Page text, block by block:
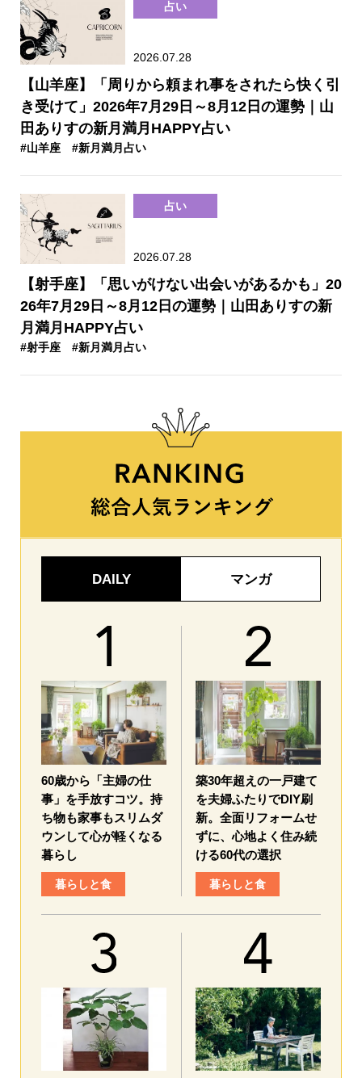
占い
2026.07.28
【山羊座】「周りから頼まれ事をされたら快く引
き受けて」2026年7月29日～8月12日の運勢｜山
田ありすの新月満月HAPPY占い
#山羊座 #新月満月占い
占い
2026.07.28
【射手座】「思いがけない出会いがあるかも」20
26年7月29日～8月12日の運勢｜山田ありすの新
月満月HAPPY占い
#射手座 #新月満月占い
DAILY マンガ
60歳から「主婦の仕
事」を手放すコツ。持
ち物も家事もスリムダ
ウンして心が軽くなる
暮らし
暮らしと食
築30年超えの一戸建て
を夫婦ふたりでDIY刷
新。全面リフォームせ
ずに、心地よく住み続
ける60代の選択
暮らしと食